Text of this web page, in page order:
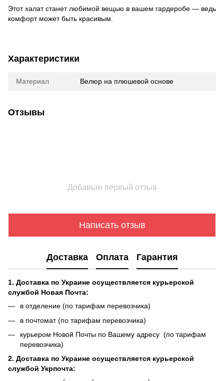
Этот халат станет любимой вещью в вашем гардеробе — ведь
комфорт может быть красивым.
Характеристики
Материал Велюр на плюшевой основе
Отзывы
Добавьте первый отзыв
Написать отзыв
Доставка Оплата Гарантия
1. Доставка по Украине осуществляется курьерской
службой Новая Почта:
в отделение (по тарифам перевозчика)
в почтомат (по тарифам перевозчика)
курьером Новой Почты по Вашему адресу (по тарифам
перевозчика)
2. Доставка по Украине осуществляется курьерской
службой Укрпочта: